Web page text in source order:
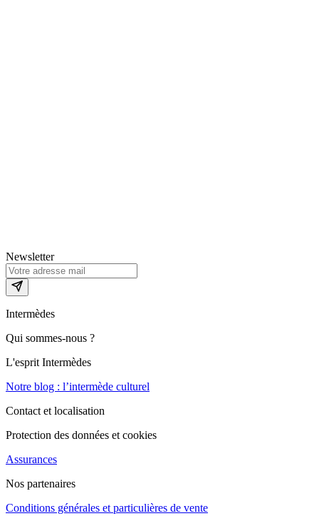
Newsletter
Intermèdes
Qui sommes-nous ?
L'esprit Intermèdes
Notre blog : l’intermède culturel
Contact et localisation
Protection des données et cookies
Assurances
Nos partenaires
Conditions générales et particulières de vente